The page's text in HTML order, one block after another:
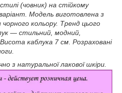
(човник) на стійкому
Модель виготовлена з
чорного кольору. Тренд цього
— стильний, модний,
каблука 7 см. Розраховані
з натуральної лакової шкіри.